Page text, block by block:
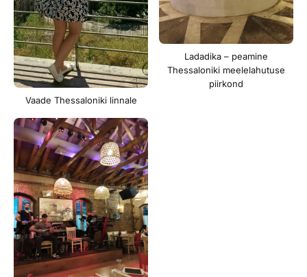
Vaade Thessaloniki linnale
Ladadika – peamine
Thessaloniki meelelahutuse
piirkond